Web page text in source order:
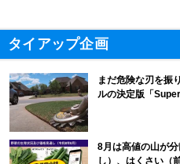
タイアップ企画
まだ危険な刃を振
ルの決定版「
8月は高値の山が
し）、はくさい（